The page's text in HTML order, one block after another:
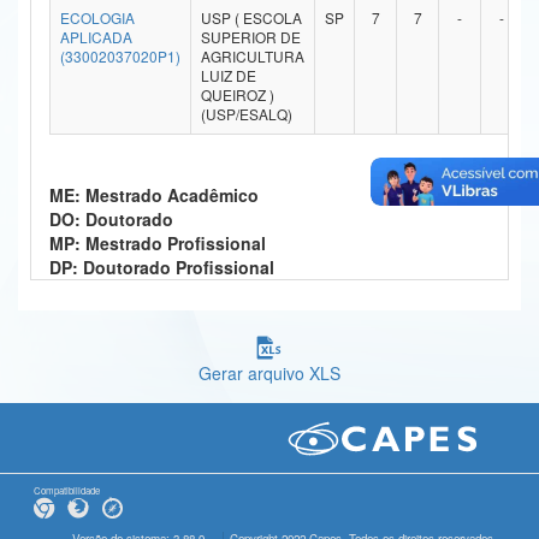
Ministério da Ciência, Tecnologia, Inovações e Comunicações
Controladoria-Geral da União
Ministério da Mulher, da Família e dos Direitos Humanos
Banco Central do Brasil
ECOLOGIA
APLICADA
(33002037020P1)
USP ( ESCOLA
SUPERIOR DE
AGRICULTURA
LUIZ DE
QUEIROZ )
(USP/ESALQ)
SP 7 7 - -
ME: Mestrado Acadêmico
DO: Doutorado
MP: Mestrado Profissional
DP: Doutorado Profissional
Gerar arquivo XLS
Compatibilidade